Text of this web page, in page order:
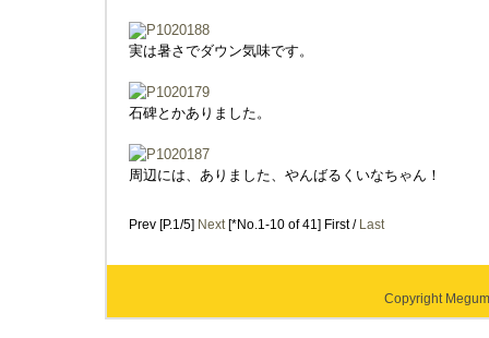
実は暑さでダウン気味です。
石碑とかありました。
周辺には、ありました、やんばるくいなちゃん！
Prev [P.1/5] Next[*No.1-10 of 41] First / Last
Copyright